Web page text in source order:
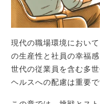
現代の職場環境におい
の生産性と社員の幸福
世代の従業員を含む多
ヘルスへの配慮は重要で